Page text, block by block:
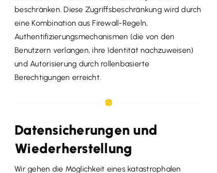
beschränken. Diese Zugriffsbeschränkung wird durch
eine Kombination aus Firewall-Regeln,
Authentifizierungsmechanismen (die von den
Benutzern verlangen, ihre Identität nachzuweisen)
und Autorisierung durch rollenbasierte
Berechtigungen erreicht.
Datensicherungen und
Wiederherstellung
Wir gehen die Möglichkeit eines katastrophalen